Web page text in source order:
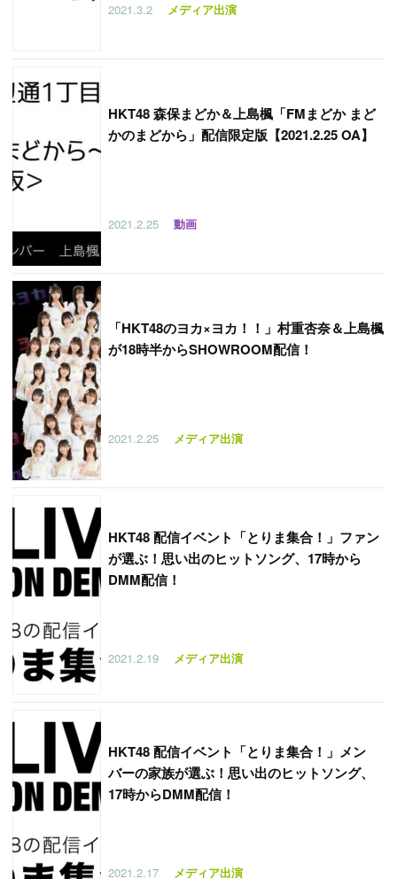
2021.3.2 メディア出演
HKT48 森保まどか＆上島楓「FMまどか まど
かのまどから」配信限定版【2021.2.25 OA】
2021.2.25 動画
「HKT48のヨカ×ヨカ！！」村重杏奈＆上島楓
が18時半からSHOWROOM配信！
2021.2.25 メディア出演
HKT48 配信イベント「とりま集合！」ファン
が選ぶ！思い出のヒットソング、17時から
DMM配信！
2021.2.19 メディア出演
HKT48 配信イベント「とりま集合！」メン
バーの家族が選ぶ！思い出のヒットソング、
17時からDMM配信！
2021.2.17 メディア出演